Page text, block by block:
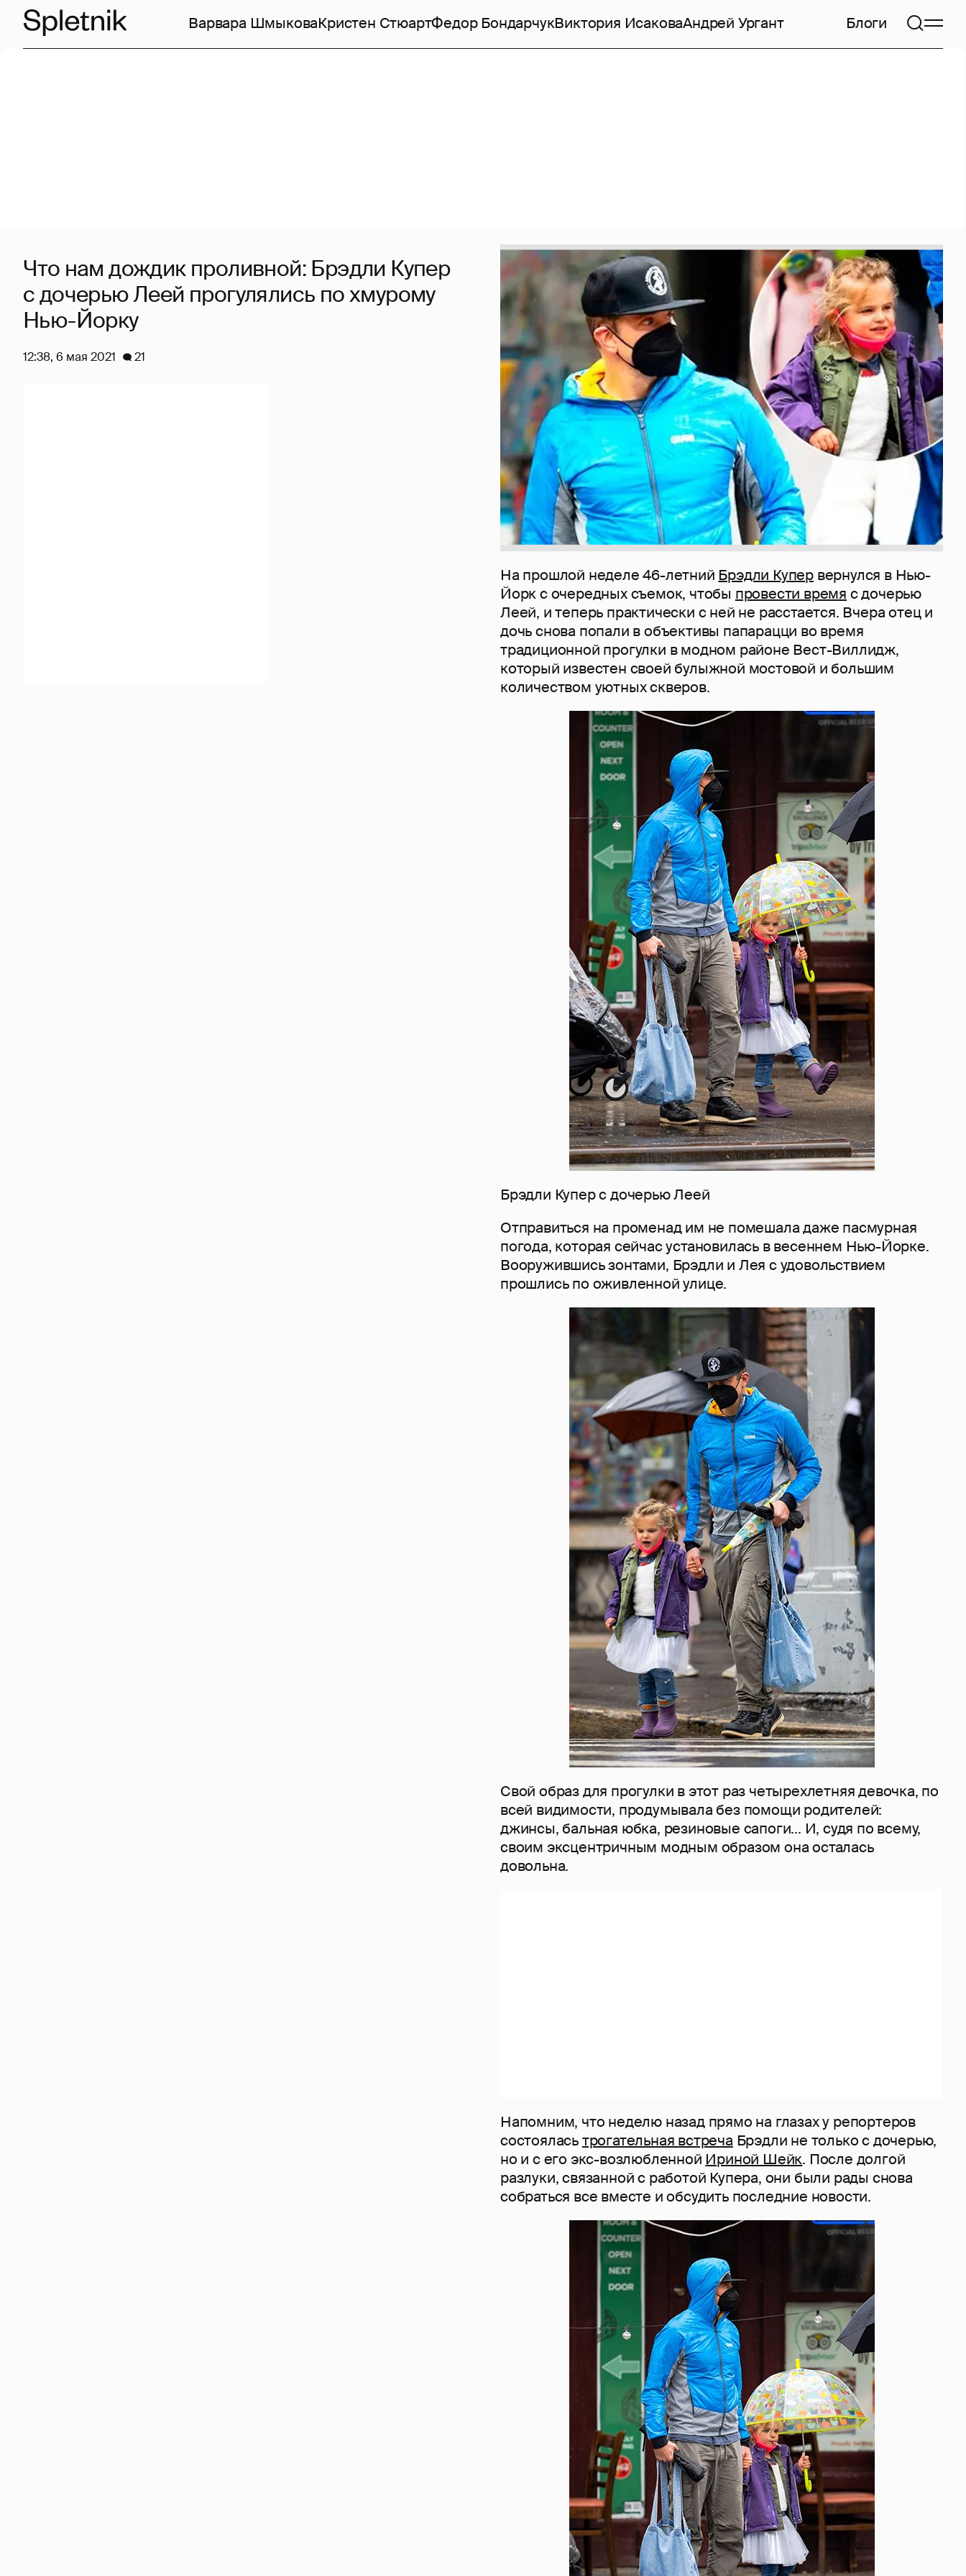
Варвара ШмыковаКристен СтюартФедор БондарчукВиктория ИсаковаАндрей Ургант Блоги
На прошлой неделе 46-летний Брэдли Купер вернулся в Нью-
Йорк с очередных съемок, чтобы провести время с дочерью
Леей, и теперь практически с ней не расстается. Вчера отец и
дочь снова попали в объективы папарацци во время
традиционной прогулки в модном районе Вест-Виллидж,
который известен своей булыжной мостовой и большим
количеством уютных скверов.
Брэдли Купер с дочерью Леей
Отправиться на променад им не помешала даже пасмурная
погода, которая сейчас установилась в весеннем Нью-Йорке.
Вооружившись зонтами, Брэдли и Лея с удовольствием
прошлись по оживленной улице.
Свой образ для прогулки в этот раз четырехлетняя девочка, по
всей видимости, продумывала без помощи родителей:
джинсы, бальная юбка, резиновые сапоги... И, судя по всему,
своим эксцентричным модным образом она осталась
довольна.
Напомним, что неделю назад прямо на глазах у репортеров
состояласьтрогательная встреча Брэдли не только с дочерью,
но и с его экс-возлюбленной Ириной Шейк. После долгой
разлуки, связанной с работой Купера, они были рады снова
собраться все вместе и обсудить последние новости.
Что нам дождик проливной: Брэдли Купер
с дочерью Леей прогулялись по хмурому
Нью-Йорку
12:38, 6 мая 2021 21